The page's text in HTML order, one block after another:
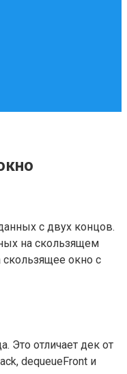
с двух концов.
на скользящем
окно с
Это отличает дек от
dequeueFront и